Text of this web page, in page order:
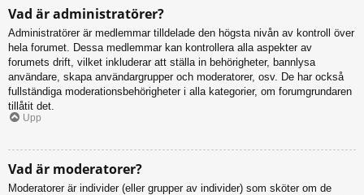
Vad är administratörer?
Administratörer är medlemmar tilldelade den högsta nivån av kontroll över
hela forumet. Dessa medlemmar kan kontrollera alla aspekter av
forumets drift, vilket inkluderar att ställa in behörigheter, bannlysa
användare, skapa användargrupper och moderatorer, osv. De har också
fullständiga moderationsbehörigheter i alla kategorier, om forumgrundaren
tillåtit det.
Upp
Vad är moderatorer?
Moderatorer är individer (eller grupper av individer) som sköter om de